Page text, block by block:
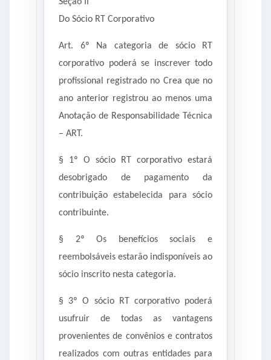
Do Sócio RT Corporativo
Art. 6º Na categoria de sócio RT
corporativo poderá se inscrever todo
profissional registrado no Crea que no
ano anterior registrou ao menos uma
Anotação de Responsabilidade Técnica
– ART.
§ 1º O sócio RT corporativo estará
desobrigado de pagamento da
contribuição estabelecida para sócio
contribuinte.
§ 2º Os benefícios sociais e
reembolsáveis estarão indisponíveis ao
sócio inscrito nesta categoria.
§ 3º O sócio RT corporativo poderá
usufruir de todas as vantagens
provenientes de convênios e contratos
realizados com outras entidades para